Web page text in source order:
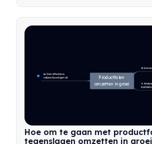
🔄
📊 Voer effectieve
nabeschouwingen uit
7
🎯
Productfalen
omzetten in groei
Hoe om te gaan met
tegenslagen omzetten in groei